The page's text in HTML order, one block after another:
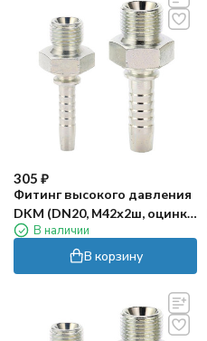
305 ₽
Фитинг высокого давления
DKM (DN20, М42х2ш, оцинк)
RobinВ наличии
В корзину